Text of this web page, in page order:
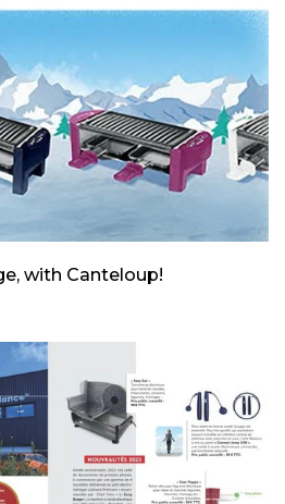
with Canteloup!